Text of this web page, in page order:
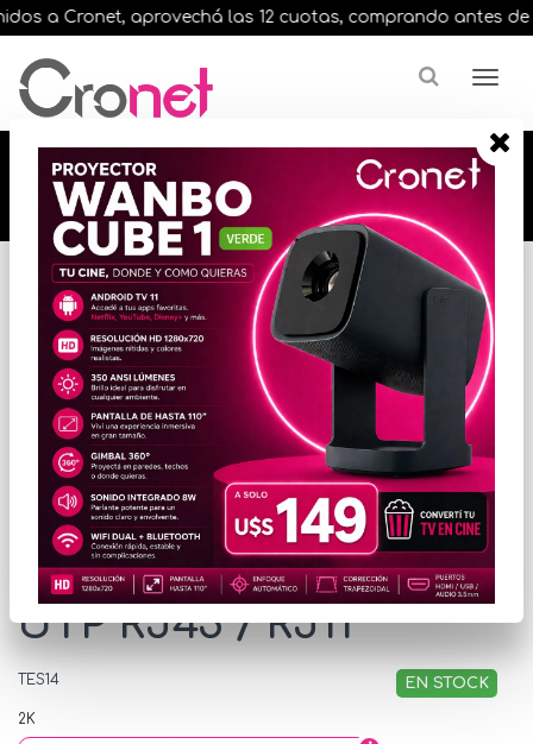
a Cronet, aprovechá las 12 cuotas, comprando antes de
🔥🔥🔥 12 cuotas, en todos nuestros artículos,
comprando antes de las 13 hrs. envíos en el
día 🔥🔥🔥
Inicio
VARIOS INFORMATICA
ACCESORIOS VARIOS
* Las imágenes se exhiben con fines ilustrativos.
Tester de Cables NRG+
UTP RJ45 / RJ11
TES14 EN STOCK
2K